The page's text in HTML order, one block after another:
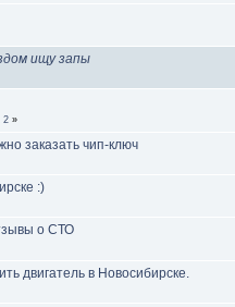
ищу запы
2»
заказать чип-ключ
:)
о СТО
двигатель в Новосибирске.